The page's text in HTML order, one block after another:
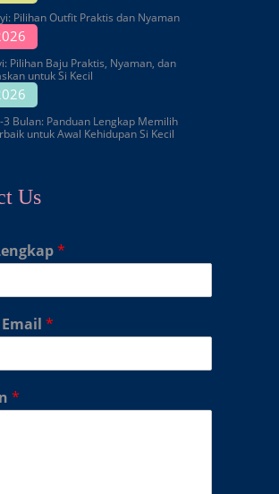
Pilihan Outfit Praktis dan Nyaman
Pilihan Baju Praktis, Nyaman, dan
untuk Si Kecil
3 Bulan: Panduan Lengkap Memilih
untuk Awal Kehidupan Si Kecil
Us
*
*
*